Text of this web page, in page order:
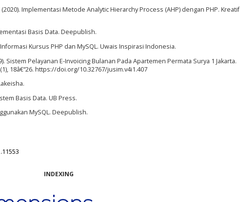
(2020). Implementasi Metode Analytic Hierarchy Process (AHP) dengan PHP. Kreatif
Basis Data. Deepublish.
Kursus PHP dan MySQL. Uwais Inspirasi Indonesia.
Sistem Pelayanan E-Invoicing Bulanan Pada Apartemen Permata Surya 1 Jakarta.
18â€“26. https://doi.org/10.32767/jusim.v4i1.407
Basis Data. UB Press.
MySQL. Deepublish.
INDEXING